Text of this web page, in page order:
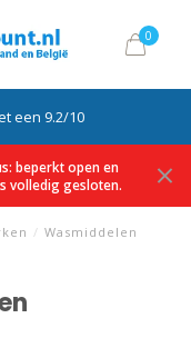
0
een 9.2/10
beperkt open en
volledig gesloten.
/ Wasmiddelen